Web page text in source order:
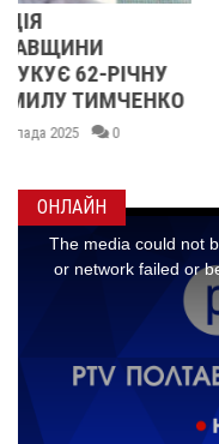
ПОЛІЦІЯ
ПОЛТАВЩИНИ
РОЗШУКУЄ 67-РІЧНУ
ЛЮДМИЛУ
МАЛИНЕНКО
ОНЛАЙН